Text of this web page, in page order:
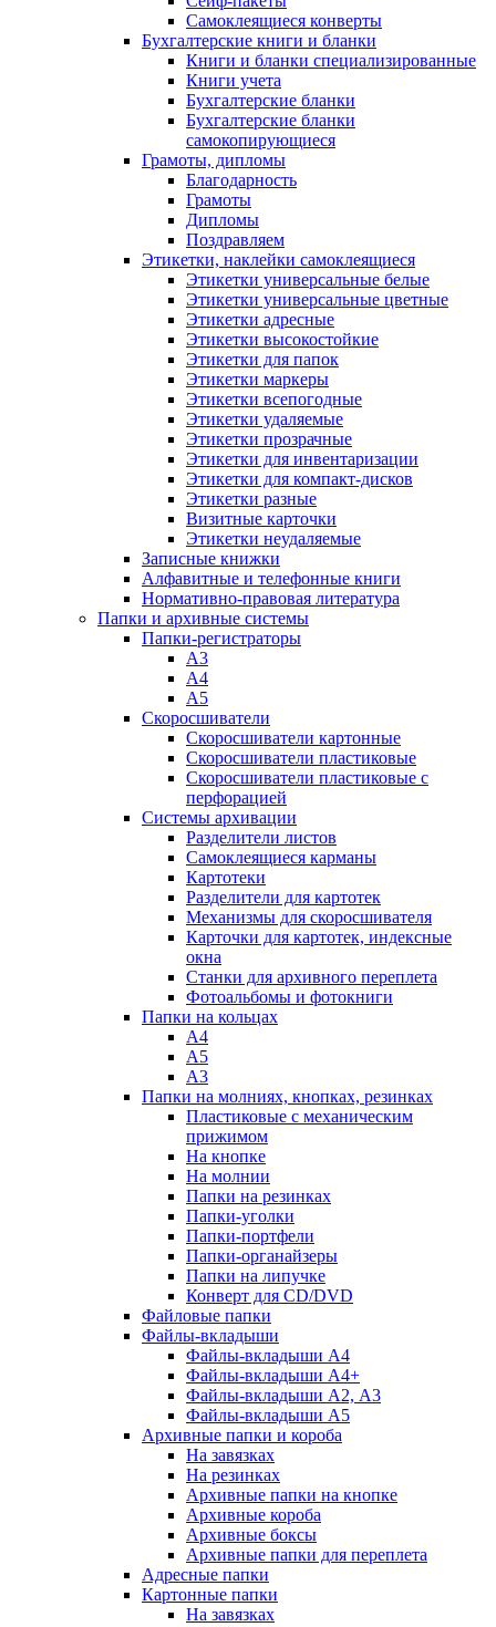
Самоклеящиеся конверты
Бухгалтерские книги и бланки
Книги и бланки специализированные
Книги учета
Бухгалтерские бланки
Бухгалтерские бланки
самокопирующиеся
Грамоты, дипломы
Благодарность
Грамоты
Дипломы
Поздравляем
Этикетки, наклейки самоклеящиеся
Этикетки универсальные белые
Этикетки универсальные цветные
Этикетки адресные
Этикетки высокостойкие
Этикетки для папок
Этикетки маркеры
Этикетки всепогодные
Этикетки удаляемые
Этикетки прозрачные
Этикетки для инвентаризации
Этикетки для компакт-дисков
Этикетки разные
Визитные карточки
Этикетки неудаляемые
Записные книжки
Алфавитные и телефонные книги
Нормативно-правовая литература
Папки и архивные системы
Папки-регистраторы
А3
А4
А5
Скоросшиватели
Скоросшиватели картонные
Скоросшиватели пластиковые
Скоросшиватели пластиковые с
перфорацией
Системы архивации
Разделители листов
Самоклеящиеся карманы
Картотеки
Разделители для картотек
Механизмы для скоросшивателя
Карточки для картотек, индексные
окна
Станки для архивного переплета
Фотоальбомы и фотокниги
Папки на кольцах
А4
А5
А3
Папки на молниях, кнопках, резинках
Пластиковые с механическим
прижимом
На кнопке
На молнии
Папки на резинках
Папки-уголки
Папки-портфели
Папки-органайзеры
Папки на липучке
Конверт для CD/DVD
Файловые папки
Файлы-вкладыши
Файлы-вкладыши А4
Файлы-вкладыши А4+
Файлы-вкладыши А2, А3
Файлы-вкладыши А5
Архивные папки и короба
На завязках
На резинках
Архивные папки на кнопке
Архивные короба
Архивные боксы
Архивные папки для переплета
Адресные папки
Картонные папки
На завязках